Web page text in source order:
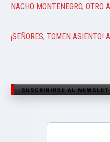
NACHO MONTENEGRO, OTRO
¡SEÑORES, TOMEN ASIENTO!
SUSCRIBIRSE AL